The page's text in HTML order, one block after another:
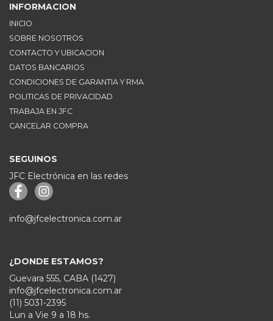
INFORMACION
INICIO
SOBRE NOSOTROS
CONTACTO Y UBICACION
DATOS BANCARIOS
CONDICIONES DE GARANTIA Y RMA
POLITICAS DE PRIVACIDAD
TRABAJA EN JFC
CANCELAR COMPRA
SEGUINOS
JFC Electrónica en las redes
info@jfcelectronica.com.ar
¿DONDE ESTAMOS?
Guevara 555, CABA (1427)
info@jfcelectronica.com.ar
(11) 5031-2395
Lun a Vie 9 a 18 hs.